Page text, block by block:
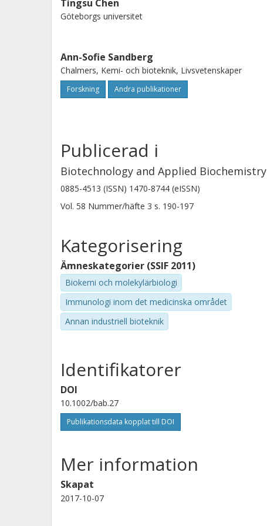
Tingsu Chen
Göteborgs universitet
Ann-Sofie Sandberg
Chalmers, Kemi- och bioteknik, Livsvetenskaper
Forskning Andra publikationer
Publicerad i
Biotechnology and Applied Biochemistry
0885-4513 (ISSN) 1470-8744 (eISSN)
Vol. 58 Nummer/häfte 3 s. 190-197
Kategorisering
Ämneskategorier (SSIF 2011)
Biokemi och molekylärbiologi
Immunologi inom det medicinska området
Annan industriell bioteknik
Identifikatorer
DOI
10.1002/bab.27
Publikationsdata kopplat till DOI
Mer information
Skapat
2017-10-07